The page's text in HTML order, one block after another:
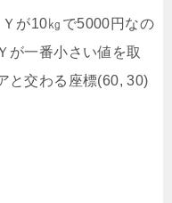
が10㎏で5000円なの
が一番小さい値を取
と交わる座標(60, 30)